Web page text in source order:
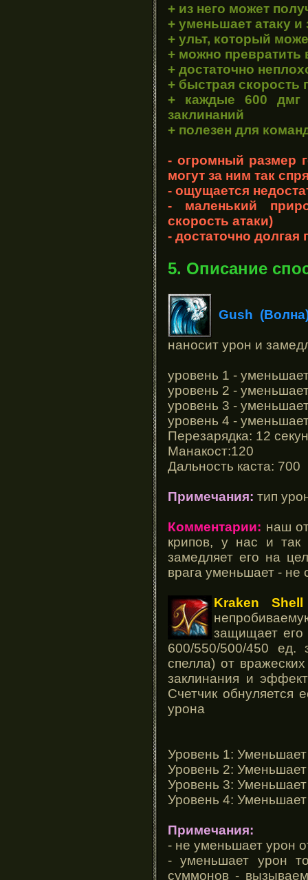
+ из него может
+ уменьшает атаку
+ ульт, который
+ можно превратить
+ достаточно
+ быстрая скорость
+ каждые 600 дмг
заклинаний
+ полезен для
- огромный размер
могут за ним так
- ощущается
- маленький
скорость атаки)
- достаточно долгая
5. Описание
Gush
наносит урон и
уровень 1 -
уровень 2 -
уровень 3 -
уровень 4 -
Перезарядка: 12
Манакост:120
Дальность каста: 700
Примечания: тип
Комментарии: наш
крипов, у нас и
замедляет его на
врага уменьшает -
Kraken Shell
защищает его
600/550/500/450 ед.
спелла) от
заклинания и
Счетчик обнуляется
урона
Уровень 1:
Уровень 2:
Уровень 3:
Уровень 4:
Примечания:
- не уменьшает урон
- уменьшает урон
суммонов -